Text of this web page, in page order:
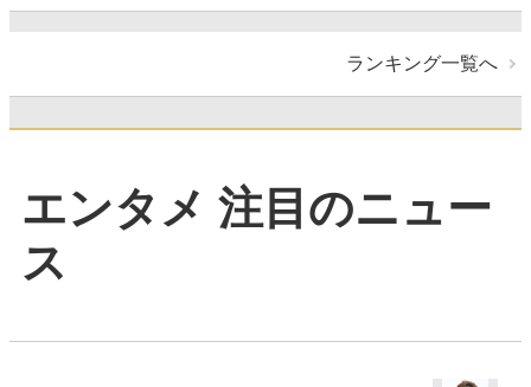
ランキング一覧へ
エンタメ 注目のニュー
ス